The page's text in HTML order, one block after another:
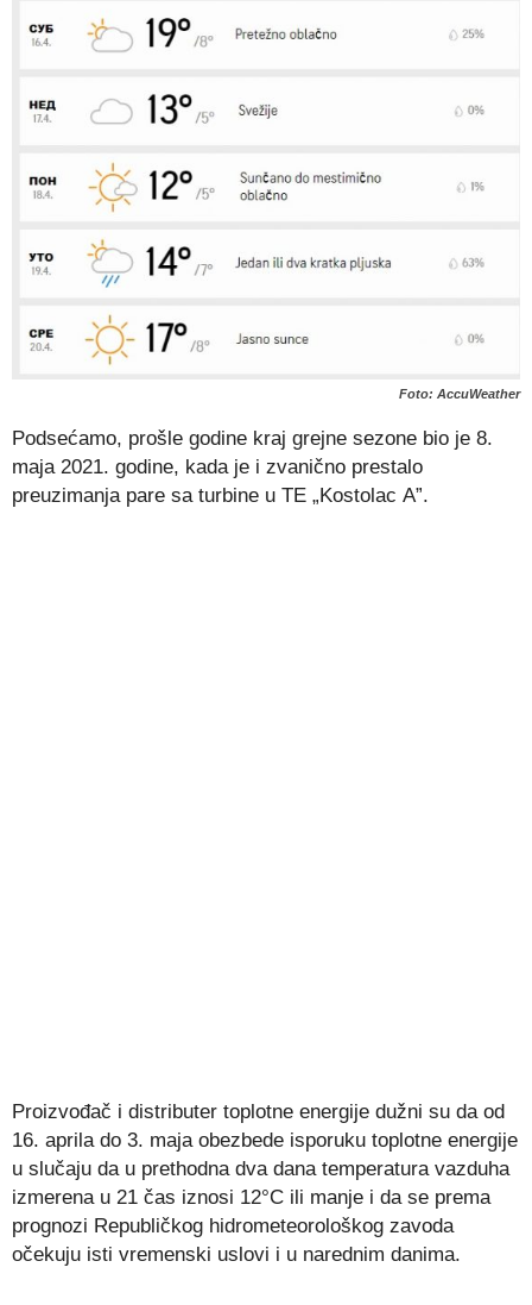
Foto: AccuWeather
Podsećamo, prošle godine kraj grejne sezone bio je 8.
maja 2021. godine, kada je i zvanično prestalo
preuzimanja pare sa turbine u TE „Kostolac A”.
Proizvođač i distributer toplotne energije dužni su da od
16. aprila do 3. maja obezbede isporuku toplotne energije
u slučaju da u prethodna dva dana temperatura vazduha
izmerena u 21 čas iznosi 12°C ili manje i da se prema
prognozi Republičkog hidrometeorološkog zavoda
očekuju isti vremenski uslovi i u narednim danima.